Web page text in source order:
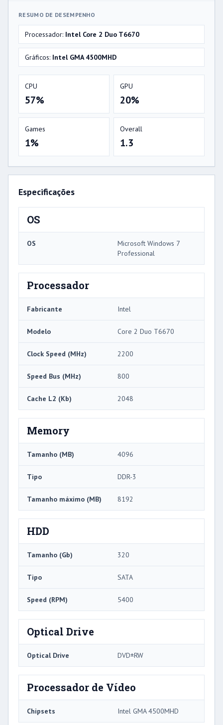
RESUMO DE DESEMPENHO
Processador: Intel Core 2 Duo T6670
Gráficos: Intel GMA 4500MHD
CPU
57%
GPU
20%
Games
1%
Overall
1.3
Especificações
OS
OS
Microsoft Windows 7
Professional
Processador
Fabricante Intel
Modelo Core 2 Duo T6670
Clock Speed ​​(MHz) 2200
Speed ​​Bus (MHz) 800
Cache L2 (Kb) 2048
Memory
Tamanho (MB) 4096
Tipo DDR-3
Tamanho máximo (MB) 8192
HDD
Tamanho (Gb) 320
Tipo SATA
Speed ​​(RPM) 5400
Optical Drive
Optical Drive DVD±RW
Processador de Vídeo
Chipsets Intel GMA 4500MHD